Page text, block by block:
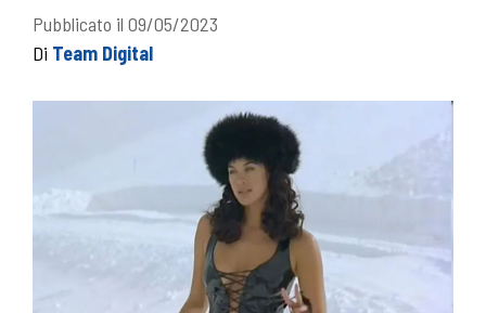
Pubblicato il 09/05/2023
Di Team Digital